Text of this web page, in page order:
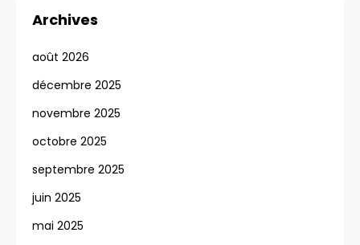
Archives
août 2026
décembre 2025
novembre 2025
octobre 2025
septembre 2025
juin 2025
mai 2025